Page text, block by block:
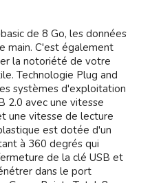
de 8 Go, les données
main. C'est également
la notoriété de votre
Technologie Plug and
systèmes d'exploitation
2.0 avec une vitesse
une vitesse de lecture
est dotée d'un
à 360 degrés qui
de la clé USB et
dans le port